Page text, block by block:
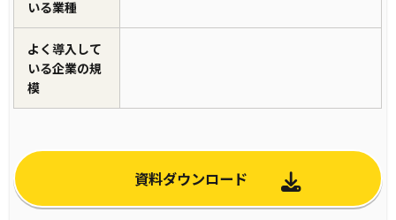
いる業種
よく導入して
いる企業の規
模
資料ダウンロード